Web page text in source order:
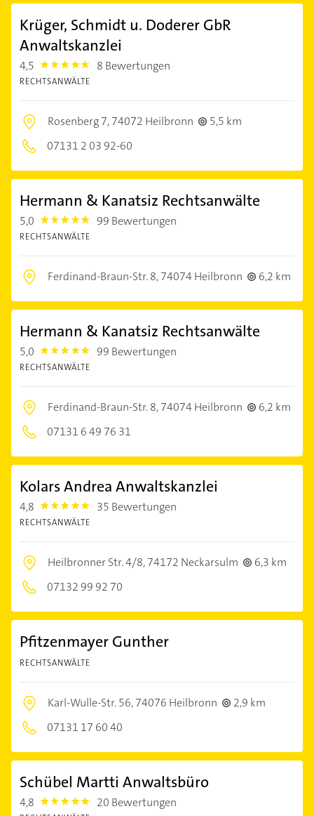
Krüger, Schmidt u. Doderer GbR
Anwaltskanzlei
4,5 4.5 8 Bewertungen
RECHTSANWÄLTE
Rosenberg 7,74072 Heilbronn
5,5 km
07131 2 03 92-60
Hermann & Kanatsiz Rechtsanwälte
5,0 5.0 99 Bewertungen
RECHTSANWÄLTE
Ferdinand-Braun-Str. 8,74074 Heilbronn 6,2 km
Hermann & Kanatsiz Rechtsanwälte
5,0 5.0 99 Bewertungen
RECHTSANWÄLTE
Ferdinand-Braun-Str. 8,74074 Heilbronn
6,2 km
07131 6 49 76 31
Kolars Andrea Anwaltskanzlei
4,8 4.8 35 Bewertungen
RECHTSANWÄLTE
Heilbronner Str. 4/8,74172 Neckarsulm
6,3 km
07132 99 92 70
Pfitzenmayer Gunther
RECHTSANWÄLTE
Karl-Wulle-Str. 56,74076 Heilbronn
2,9 km
07131 17 60 40
Schübel Martti Anwaltsbüro
4,8 4.8 20 Bewertungen